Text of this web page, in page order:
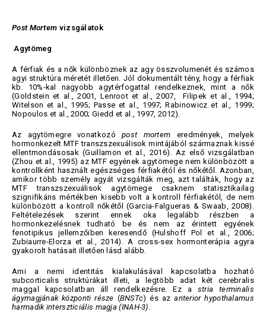
Post Mortem vizsgálatok
Agytömeg
A férfiak és a nők különböznek az agy összvolumenét és számos
agyi struktúra méretét illetően. Jól dokumentált tény, hogy a férfiak
kb. 10%-kal nagyobb agytérfogattal rendelkeznek, mint a nők
(Goldstein et al., 2001, Lenroot et al., 2007, Filipek et al., 1994;
Witelson et al., 1995; Passe et al., 1997; Rabinowicz et al., 1999;
Nopoulos et al., 2000; Giedd et al., 1997, 2012).
Az agytömegre vonatkozópost mortem eredmények, melyek
hormonkezelt MTF transzszexuálisok mintájából származnak kissé
ellentmondásosak (Guillamon et al., 2016). Az első vizsgálatban
(Zhou et al., 1995) az MTF egyének agytömege nem különbözött a
kontrollként használt egészséges férfiakétól és nőkétől. Azonban,
amikor több személy agyát vizsgálták meg, azt találták, hogy az
MTF transzszexuálisok agytömege csaknem statisztikailag
szignifikáns mértékben kisebb volt a kontroll férfiakétól, de nem
különbözött a kontroll nőkétől (Garcia-Falgueras & Swaab, 2008).
Feltételezések szerint ennek oka legalább részben a
hormonkezelésnek tudható be és nem az érintett egyének
fenotipikus jellemzőiben keresendő (Hulshoff Pol et al., 2006;
Zubiaurre-Elorza et al., 2014). A cross-sex hormonterápia agyra
gyakorolt hatásait illetően lásd alább.
Ami a nemi identitás kialakulásával kapcsolatba hozható
subcorticalis struktúrákat illeti, a legtöbb adat két cerebralis
maggal kapcsolatban áll rendelkezésre. Ez a stria terminalis
ágymagjának központi része (BNSTc) és azanterior hypothalamus
harmadik interszticiális magja (INAH-3).